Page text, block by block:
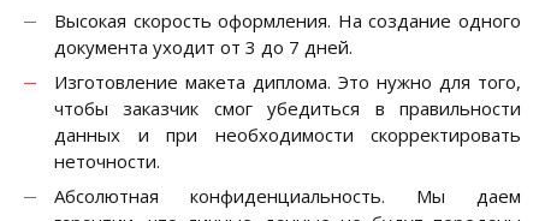
Высокая скорость оформления. На создание одного
документа уходит от 3 до 7 дней.
Изготовление макета диплома. Это нужно для того,
чтобы заказчик смог убедиться в правильности
данных и при необходимости скорректировать
неточности.
Абсолютная конфиденциальность. Мы даем